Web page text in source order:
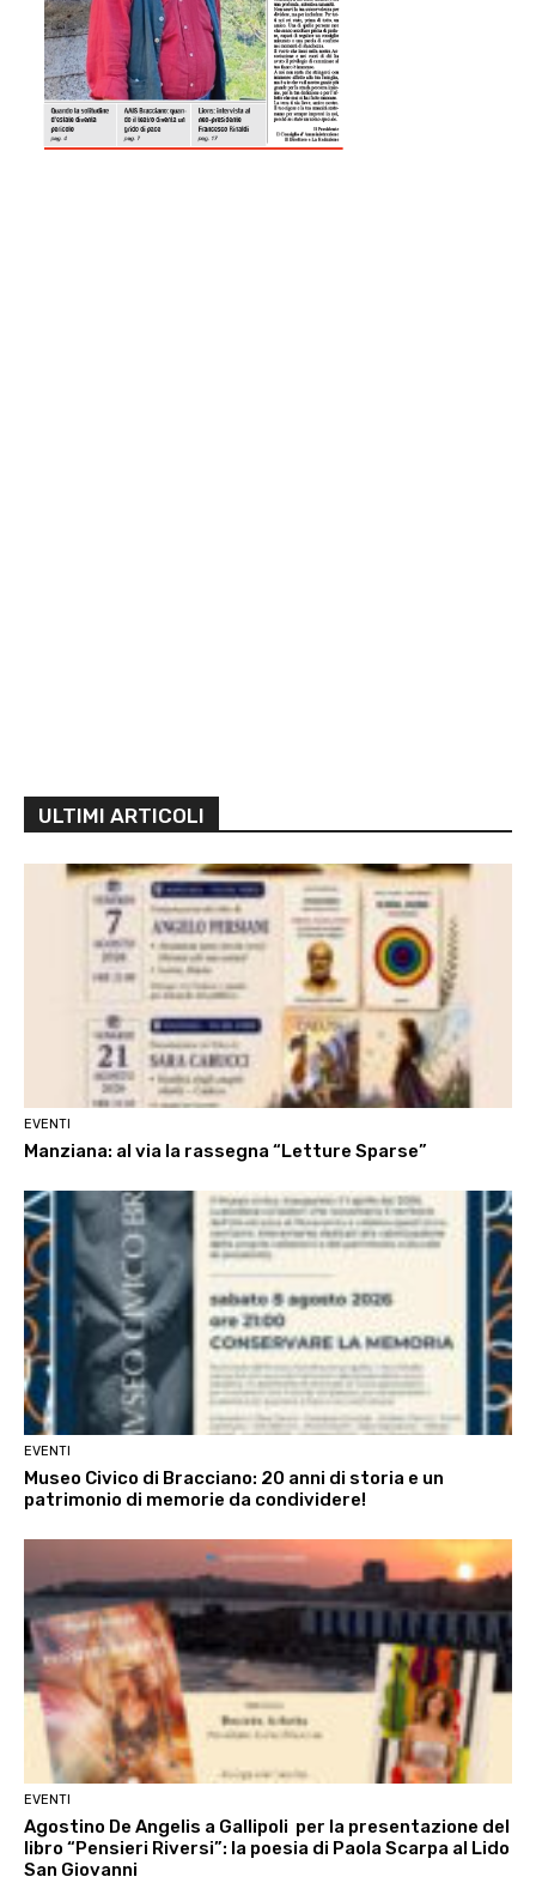
ULTIMI ARTICOLI
EVENTI
Manziana: al via la rassegna “Letture Sparse”
EVENTI
Museo Civico di Bracciano: 20 anni di storia e un
patrimonio di memorie da condividere!
EVENTI
Agostino De Angelis a Gallipoli per la presentazione del
libro “Pensieri Riversi”: la poesia di Paola Scarpa al Lido
San Giovanni